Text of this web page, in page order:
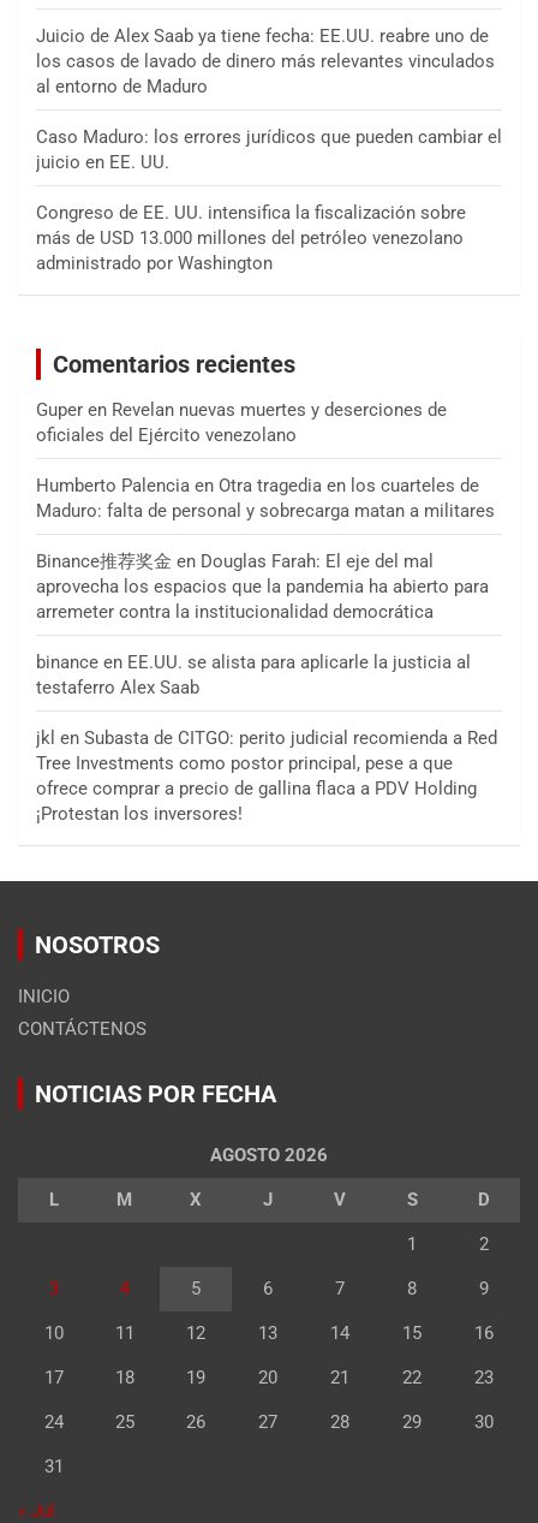
Juicio de Alex Saab ya tiene fecha: EE.UU. reabre uno de
los casos de lavado de dinero más relevantes vinculados
al entorno de Maduro
Caso Maduro: los errores jurídicos que pueden cambiar el
juicio en EE. UU.
Congreso de EE. UU. intensifica la fiscalización sobre
más de USD 13.000 millones del petróleo venezolano
administrado por Washington
Comentarios recientes
Guper en Revelan nuevas muertes y deserciones de
oficiales del Ejército venezolano
Humberto Palencia en Otra tragedia en los cuarteles de
Maduro: falta de personal y sobrecarga matan a militares
Binance推荐奖金 en Douglas Farah: El eje del mal
aprovecha los espacios que la pandemia ha abierto para
arremeter contra la institucionalidad democrática
binance en EE.UU. se alista para aplicarle la justicia al
testaferro Alex Saab
jkl en Subasta de CITGO: perito judicial recomienda a Red
Tree Investments como postor principal, pese a que
ofrece comprar a precio de gallina flaca a PDV Holding
¡Protestan los inversores!
NOSOTROS
INICIO
CONTÁCTENOS
NOTICIAS POR FECHA
AGOSTO 2026
L M X J V S D
1 2
3 4 5 6 7 8 9
10 11 12 13 14 15 16
17 18 19 20 21 22 23
24 25 26 27 28 29 30
31
« Jul